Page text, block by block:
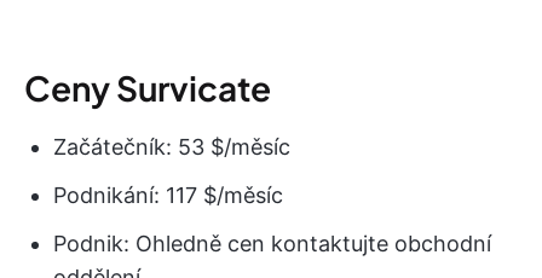
Ceny Survicate
Začátečník: 53 $/měsíc
Podnikání: 117 $/měsíc
Podnik: Ohledně cen kontaktujte obchodní